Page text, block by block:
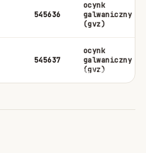
545636
ocynk
galwaniczny
(gvz)
545637
ocynk
galwaniczny
(gvz)